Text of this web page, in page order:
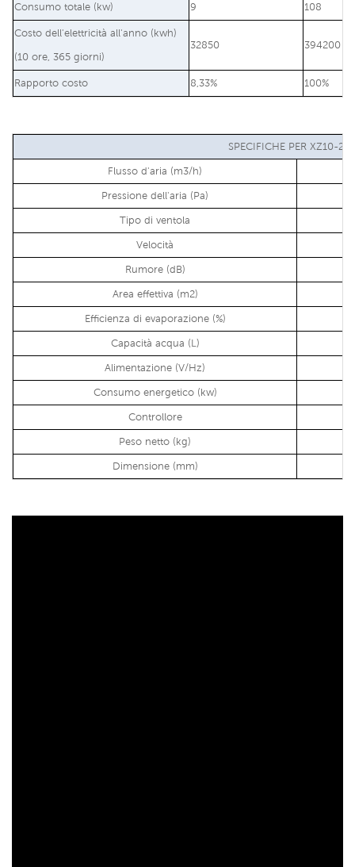
Consumo totale (kw) 9 108
Costo dell'elettricità all'anno (kwh)
(10 ore, 365 giorni)
32850 394200
Rapporto costo 8,33% 100%
SPECIFICHE PER XZ10-
Flusso d'aria (m3/h)
Pressione dell'aria (Pa)
Tipo di ventola
Velocità
Rumore (dB)
Area effettiva (m2)
Efficienza di evaporazione (%)
Capacità acqua (L)
Alimentazione (V/Hz)
Consumo energetico (kw)
Controllore
Peso netto (kg)
Dimensione (mm)